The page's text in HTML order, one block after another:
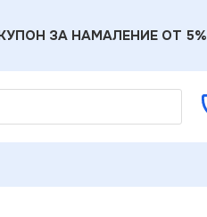
ЗА НАМАЛЕНИЕ ОТ 5%